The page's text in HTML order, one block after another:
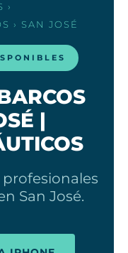
›
› SAN JOSÉ
|
San José.